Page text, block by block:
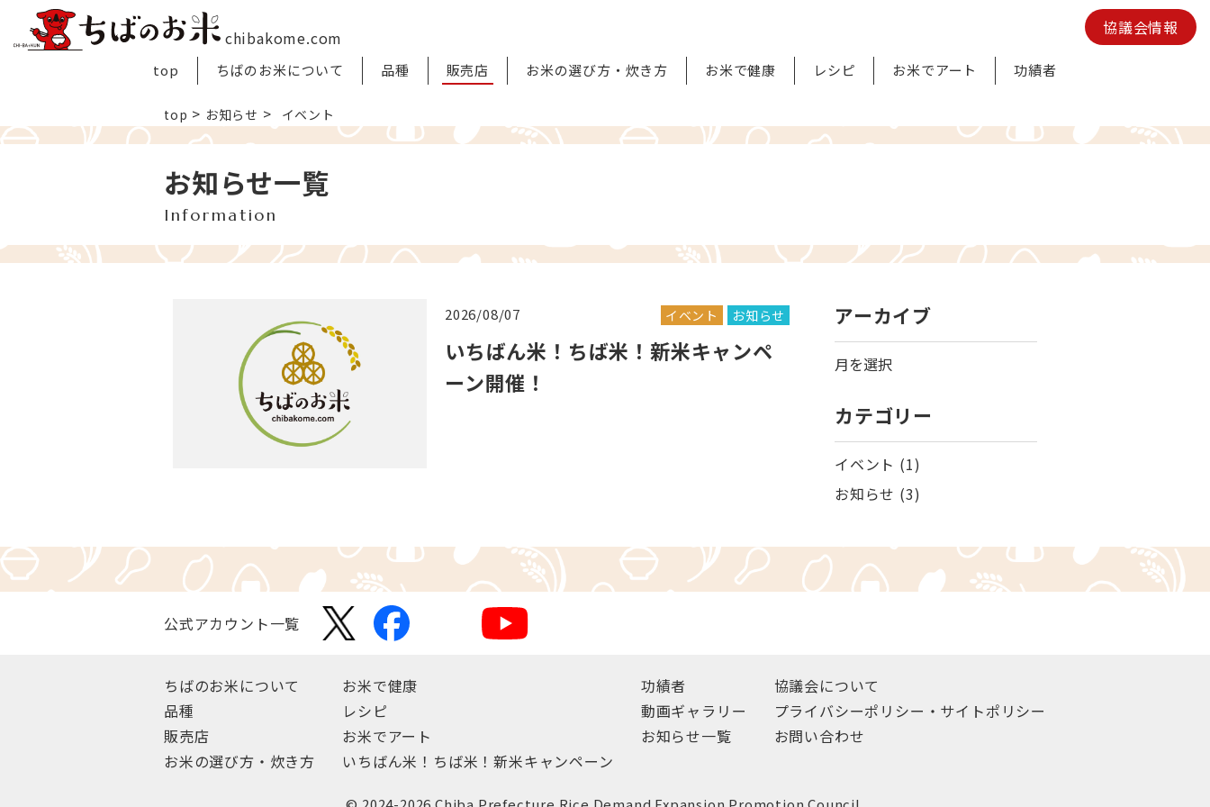
chibakome.com 協議会情報
top ちばのお米について 品種 販売店 お米の選び方・炊き方 お米で健康 レシピ お米でアート 功績者
top > お知らせ > イベント
お知らせ一覧
Information
2026/08/07 イベント お知らせ
いちばん米！ちば米！新米キャンペ
ーン開催！
アーカイブ
カテゴリー
イベント (1)
お知らせ (3)
公式アカウント一覧
ちばのお米について
品種
販売店
お米の選び方・炊き方
お米で健康
レシピ
お米でアート
いちばん米！ちば米！新米キャンペーン
功績者
動画ギャラリー
お知らせ一覧
協議会について
プライバシーポリシー・ サイトポリシー
お問い合わせ